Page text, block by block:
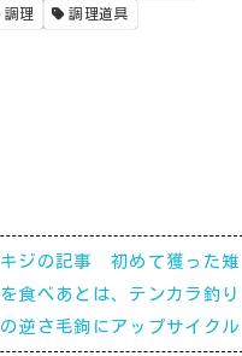
調理 調理道具
キジの記事 初めて獲った雉
を食べあとは、テンカラ釣り
の逆さ毛鉤にアップサイクル